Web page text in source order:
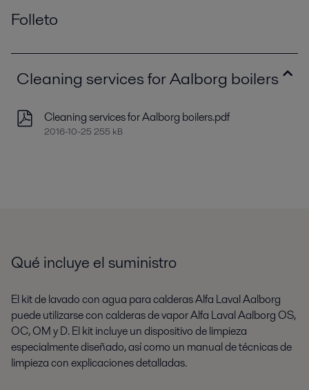
Folleto
Cleaning services for Aalborg boilers
Cleaning services for Aalborg boilers.pdf
2016-10-25 255 kB
Qué incluye el suministro
El kit de lavado con agua para calderas Alfa Laval Aalborg
puede utilizarse con calderas de vapor Alfa Laval Aalborg OS,
OC, OM y D. El kit incluye un dispositivo de limpieza
especialmente diseñado, así como un manual de técnicas de
limpieza con explicaciones detalladas.